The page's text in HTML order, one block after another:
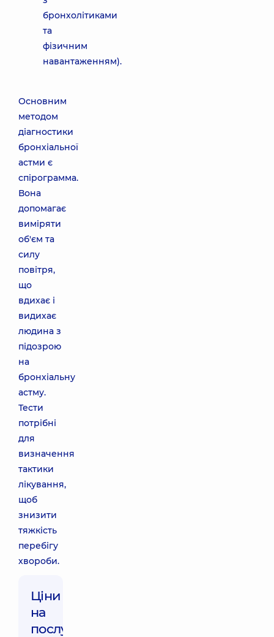
бронхолітиками
та
фізичним
навантаженням).
Основним
методом
діагностики
бронхіальної
астми є
спірограмма.
Вона
допомагає
виміряти
об'єм та
силу
повітря,
що
вдихає і
видихає
людина з
підозрою
на
бронхіальну
астму.
Тести
потрібні
для
визначення
тактики
лікування,
щоб
знизити
тяжкість
перебігу
хвороби.
Ціни
на
послуги: